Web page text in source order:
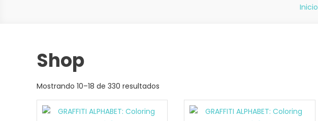
Inicio
Shop
Mostrando 10–18 de 330 resultados